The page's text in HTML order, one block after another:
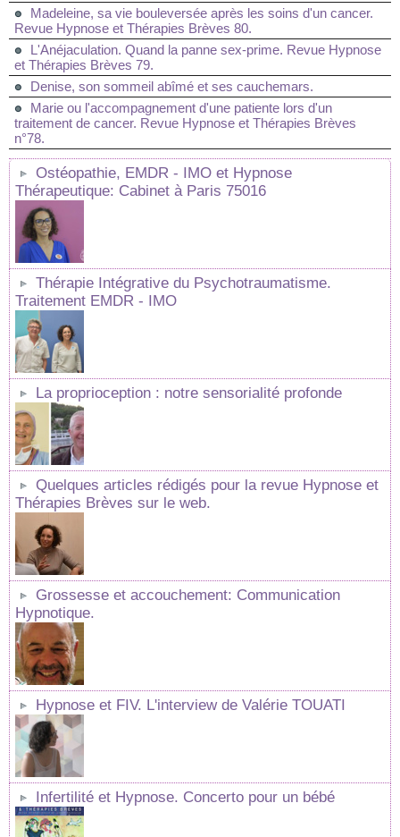
Madeleine, sa vie bouleversée après les soins d'un cancer.
Revue Hypnose et Thérapies Brèves 80.
L'Anéjaculation. Quand la panne sex-prime. Revue Hypnose
et Thérapies Brèves 79.
Denise, son sommeil abîmé et ses cauchemars.
Marie ou l'accompagnement d'une patiente lors d'un
traitement de cancer. Revue Hypnose et Thérapies Brèves
n°78.
Ostéopathie, EMDR - IMO et Hypnose
Thérapeutique: Cabinet à Paris 75016
Thérapie Intégrative du Psychotraumatisme.
Traitement EMDR - IMO
La proprioception : notre sensorialité profonde
Quelques articles rédigés pour la revue Hypnose et
Thérapies Brèves sur le web.
Grossesse et accouchement: Communication
Hypnotique.
Hypnose et FIV. L'interview de Valérie TOUATI
Infertilité et Hypnose. Concerto pour un bébé